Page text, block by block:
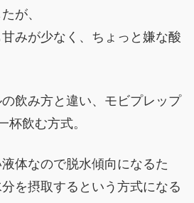
が、
みが少なく、ちょっと嫌な酸
飲み方と違い、モビプレップ
杯飲む方式。
体なので脱水傾向になるた
を摂取するという方式になる